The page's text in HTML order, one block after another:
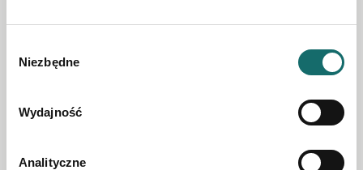
zgody
Niezbędne
Wydajność
Analityczne